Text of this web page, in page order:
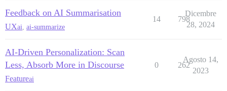
Feedback on AI Summarisation
UXai ai-summarize
14 798
Dicembre
28, 2024
AI-Driven Personalization: Scan
Less, Absorb More in Discourse
Featureai
0 262
Agosto 14,
2023